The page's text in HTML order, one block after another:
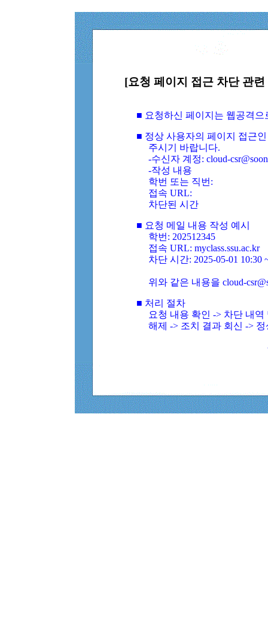
[요청 페이지 접근 차단 관
■ 요청하신 페이지는 웹공격
■ 정상 사용자의 페이지 접근
주시기 바랍니다.
-수신자 계정: cloud-
-작성 내용
학번 또는 직번:
접속 URL:
차단된 시간
■ 요청 메일 내용 작성 예시
학번: 202512345
접속 URL: myclass.ssu.ac.kr
차단 시간: 2025-05-01 10:30
위와 같은 내용을 cloud-
■ 처리 절차
요청 내용 확인 -> 차단 내
해제 -> 조치 결과 회신 ->